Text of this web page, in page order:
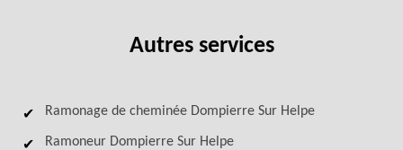
Autres services
Ramonage de cheminée Dompierre Sur Helpe
Ramoneur Dompierre Sur Helpe